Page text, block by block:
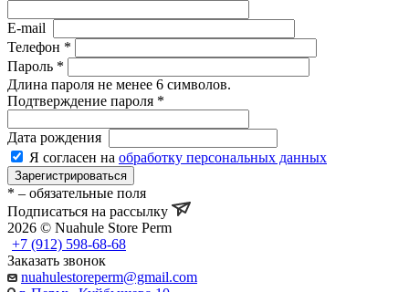
E-mail
Телефон *
Пароль *
Длина пароля не менее 6 символов.
Подтверждение пароля *
Дата рождения
Я согласен на обработку персональных данных
Зарегистрироваться
* – обязательные поля
Подписаться на рассылку
2026 © Nuahule Store Perm
+7 (912) 598-68-68
Заказать звонок
nuahulestoreperm@gmail.com